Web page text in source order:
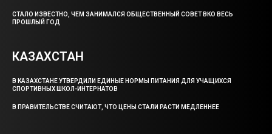
СТАЛО ИЗВЕСТНО, ЧЕМ ЗАНИМАЛСЯ ОБЩЕСТВЕННЫЙ СОВЕТ ВКО ВЕСЬ
ПРОШЛЫЙ ГОД
КАЗАХСТАН
В КАЗАХСТАНЕ УТВЕРДИЛИ ЕДИНЫЕ НОРМЫ ПИТАНИЯ ДЛЯ УЧАЩИХСЯ
СПОРТИВНЫХ ШКОЛ-ИНТЕРНАТОВ
В ПРАВИТЕЛЬСТВЕ СЧИТАЮТ, ЧТО ЦЕНЫ СТАЛИ РАСТИ МЕДЛЕННЕЕ